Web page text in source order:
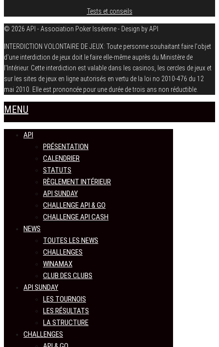
Tests et conseils
© 2026 API - Association Poker Isséenne - Design by API
INTERDICTION VOLONTAIRE DE JEUX: Toute personne souhaitant faire l'objet
d'une interdiction de jeux doit le faire elle-même auprès du Ministère de
l'Intérieur. Cette interdiction est valable dans les casinos, les cercles de jeux et
sur les sites de jeux en ligne autorisés en vertu de la loi no 2010-476 du 12
mai 2010. Elle est prononcée pour une durée de trois ans non réductible.
MENU
API
PRÉSENTATION
CALENDRIER
STATUTS
RÈGLEMENT INTÉRIEUR
API SUNDAY
CHALLENGE API & GO
CHALLENGE API CASH
NEWS
TOUTES LES NEWS
CHALLENGES
WINAMAX
CLUB DES CLUBS
API SUNDAY
LES TOURNOIS
LES RÉSULTATS
LA STRUCTURE
CHALLENGES